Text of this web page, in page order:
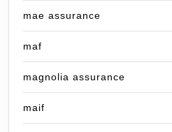
mae assurance
maf
magnolia assurance
maif